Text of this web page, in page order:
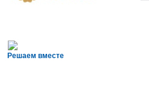
Решаем вместе